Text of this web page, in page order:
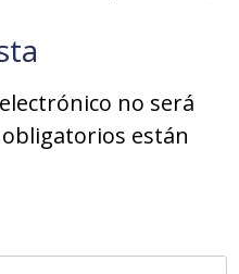
no será
están